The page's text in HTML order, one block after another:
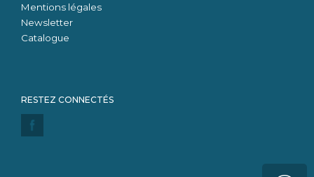
Mentions légales
Newsletter
Catalogue